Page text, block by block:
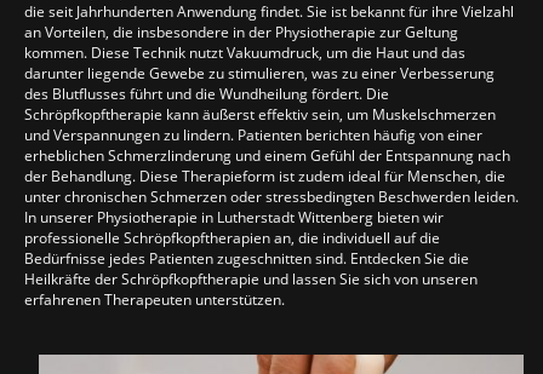
die seit Jahrhunderten Anwendung findet. Sie ist bekannt für ihre Vielzahl
an Vorteilen, die insbesondere in der Physiotherapie zur Geltung
kommen. Diese Technik nutzt Vakuumdruck, um die Haut und das
darunter liegende Gewebe zu stimulieren, was zu einer Verbesserung
des Blutflusses führt und die Wundheilung fördert. Die
Schröpfkopftherapie kann äußerst effektiv sein, um Muskelschmerzen
und Verspannungen zu lindern. Patienten berichten häufig von einer
erheblichen Schmerzlinderung und einem Gefühl der Entspannung nach
der Behandlung. Diese Therapieform ist zudem ideal für Menschen, die
unter chronischen Schmerzen oder stressbedingten Beschwerden leiden.
In unserer Physiotherapie in Lutherstadt Wittenberg bieten wir
professionelle Schröpfkopftherapien an, die individuell auf die
Bedürfnisse jedes Patienten zugeschnitten sind. Entdecken Sie die
Heilkräfte der Schröpfkopftherapie und lassen Sie sich von unseren
erfahrenen Therapeuten unterstützen.